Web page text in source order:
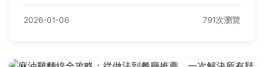
2026-01-06 791次瀏覽